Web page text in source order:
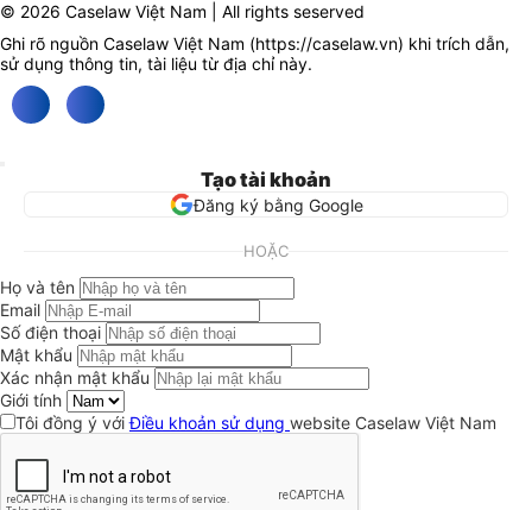
© 2026 Caselaw Việt Nam | All rights seserved
Ghi rõ nguồn Caselaw Việt Nam (https://caselaw.vn) khi trích dẫn,
sử dụng thông tin, tài liệu từ địa chỉ này.
Tạo tài khoản
Đăng ký bằng Google
HOẶC
Họ và tên
Email
Số điện thoại
Mật khẩu
Xác nhận mật khẩu
Giới tính
Tôi đồng ý vớiĐiều khoản sử dụng website Caselaw Việt Nam